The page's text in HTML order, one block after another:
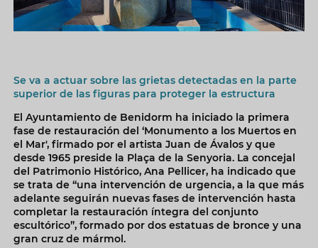
Se va a actuar sobre las grietas detectadas en la parte
superior de las figuras para proteger la estructura
El Ayuntamiento de Benidorm ha iniciado la primera
fase de restauración del ‘Monumento a los Muertos en
el Mar', firmado por el artista Juan de Ávalos y que
desde 1965 preside la Plaça de la Senyoria. La concejal
del Patrimonio Histórico, Ana Pellicer, ha indicado que
se trata de “una intervención de urgencia, a la que más
adelante seguirán nuevas fases de intervención hasta
completar la restauración íntegra del conjunto
escultórico”, formado por dos estatuas de bronce y una
gran cruz de mármol.